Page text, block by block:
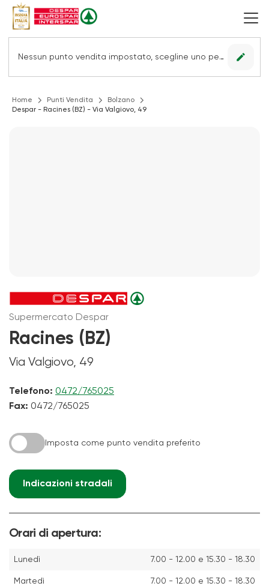
Nessun punto vendita impostato, scegline uno per vedere le offerte. edit
Home Punti Vendita
Bolzano
Despar - Racines (BZ) - Via Valgiovo, 49
Supermercato Despar
Racines (BZ)
Via Valgiovo, 49
Telefono: 0472/765025
Fax: 0472/765025
Imposta come punto vendita preferito
Indicazioni stradali
Orari di apertura:
Lunedì 7.00 - 12.00 e 15.30 - 18.30
Martedì 7.00 - 12.00 e 15.30 - 18.30